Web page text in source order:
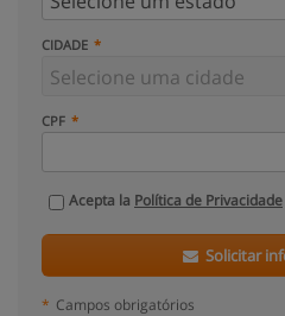
CIDADE
CPF
Acepta la Política de Privacidade
Solicitar
* Campos obrigatórios